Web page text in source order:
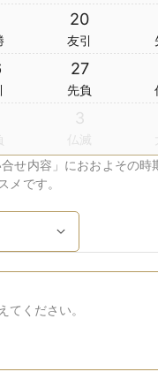
20
友引
27
先負
3
仏滅
せ内容」におおよその時
メです。